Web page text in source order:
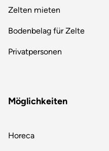
Zelten mieten
Bodenbelag für Zelte
Privatpersonen
Möglichkeiten
Horeca